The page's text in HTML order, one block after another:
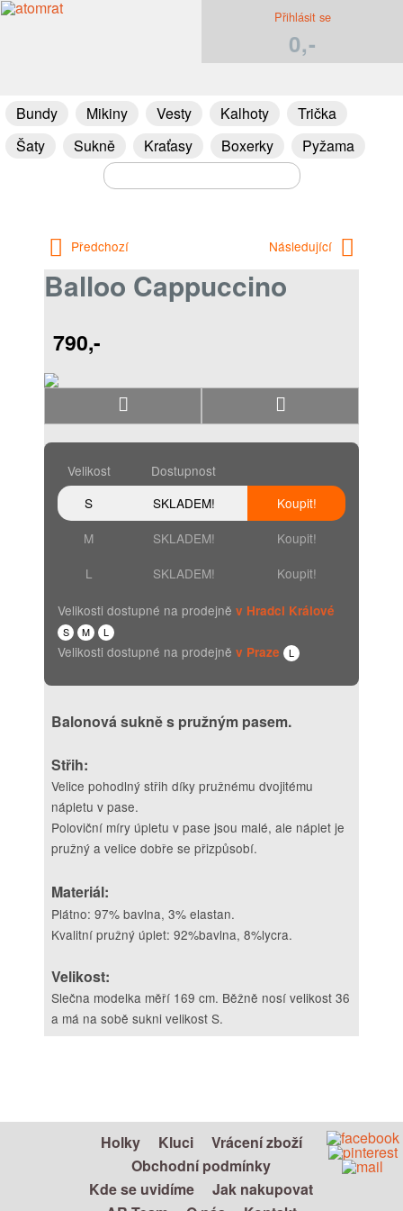
Přihlásit se
0,-
Bundy Mikiny Vesty Kalhoty
Trička
Šaty
Sukně Kraťasy Boxerky Pyžama
Předchozí Následující
Balloo Cappuccino
790,-
Velikost
Dostupnost
S
SKLADEM!
Koupit!
M
SKLADEM!
Koupit!
L
SKLADEM! Koupit!
Velikosti dostupné na prodejně v Hradci Králové
S M L
Velikosti dostupné na prodejně v Praze L
Balonová sukně s pružným pasem.
Střih:
Velice pohodlný střih díky pružnému dvojitému
nápletu v pase.
Poloviční míry úpletu v pase jsou malé, ale náplet je
pružný a velice dobře se přizpůsobí.
Materiál:
Plátno: 97% bavlna, 3% elastan.
Kvalitní pružný úplet: 92%bavlna, 8%lycra.
Velikost:
Slečna modelka měří 169 cm. Běžně nosí velikost 36
a má na sobě sukni velikost S.
Holky Kluci
Vrácení zboží
Obchodní podmínky
Kde se uvidíme
Jak nakupovat